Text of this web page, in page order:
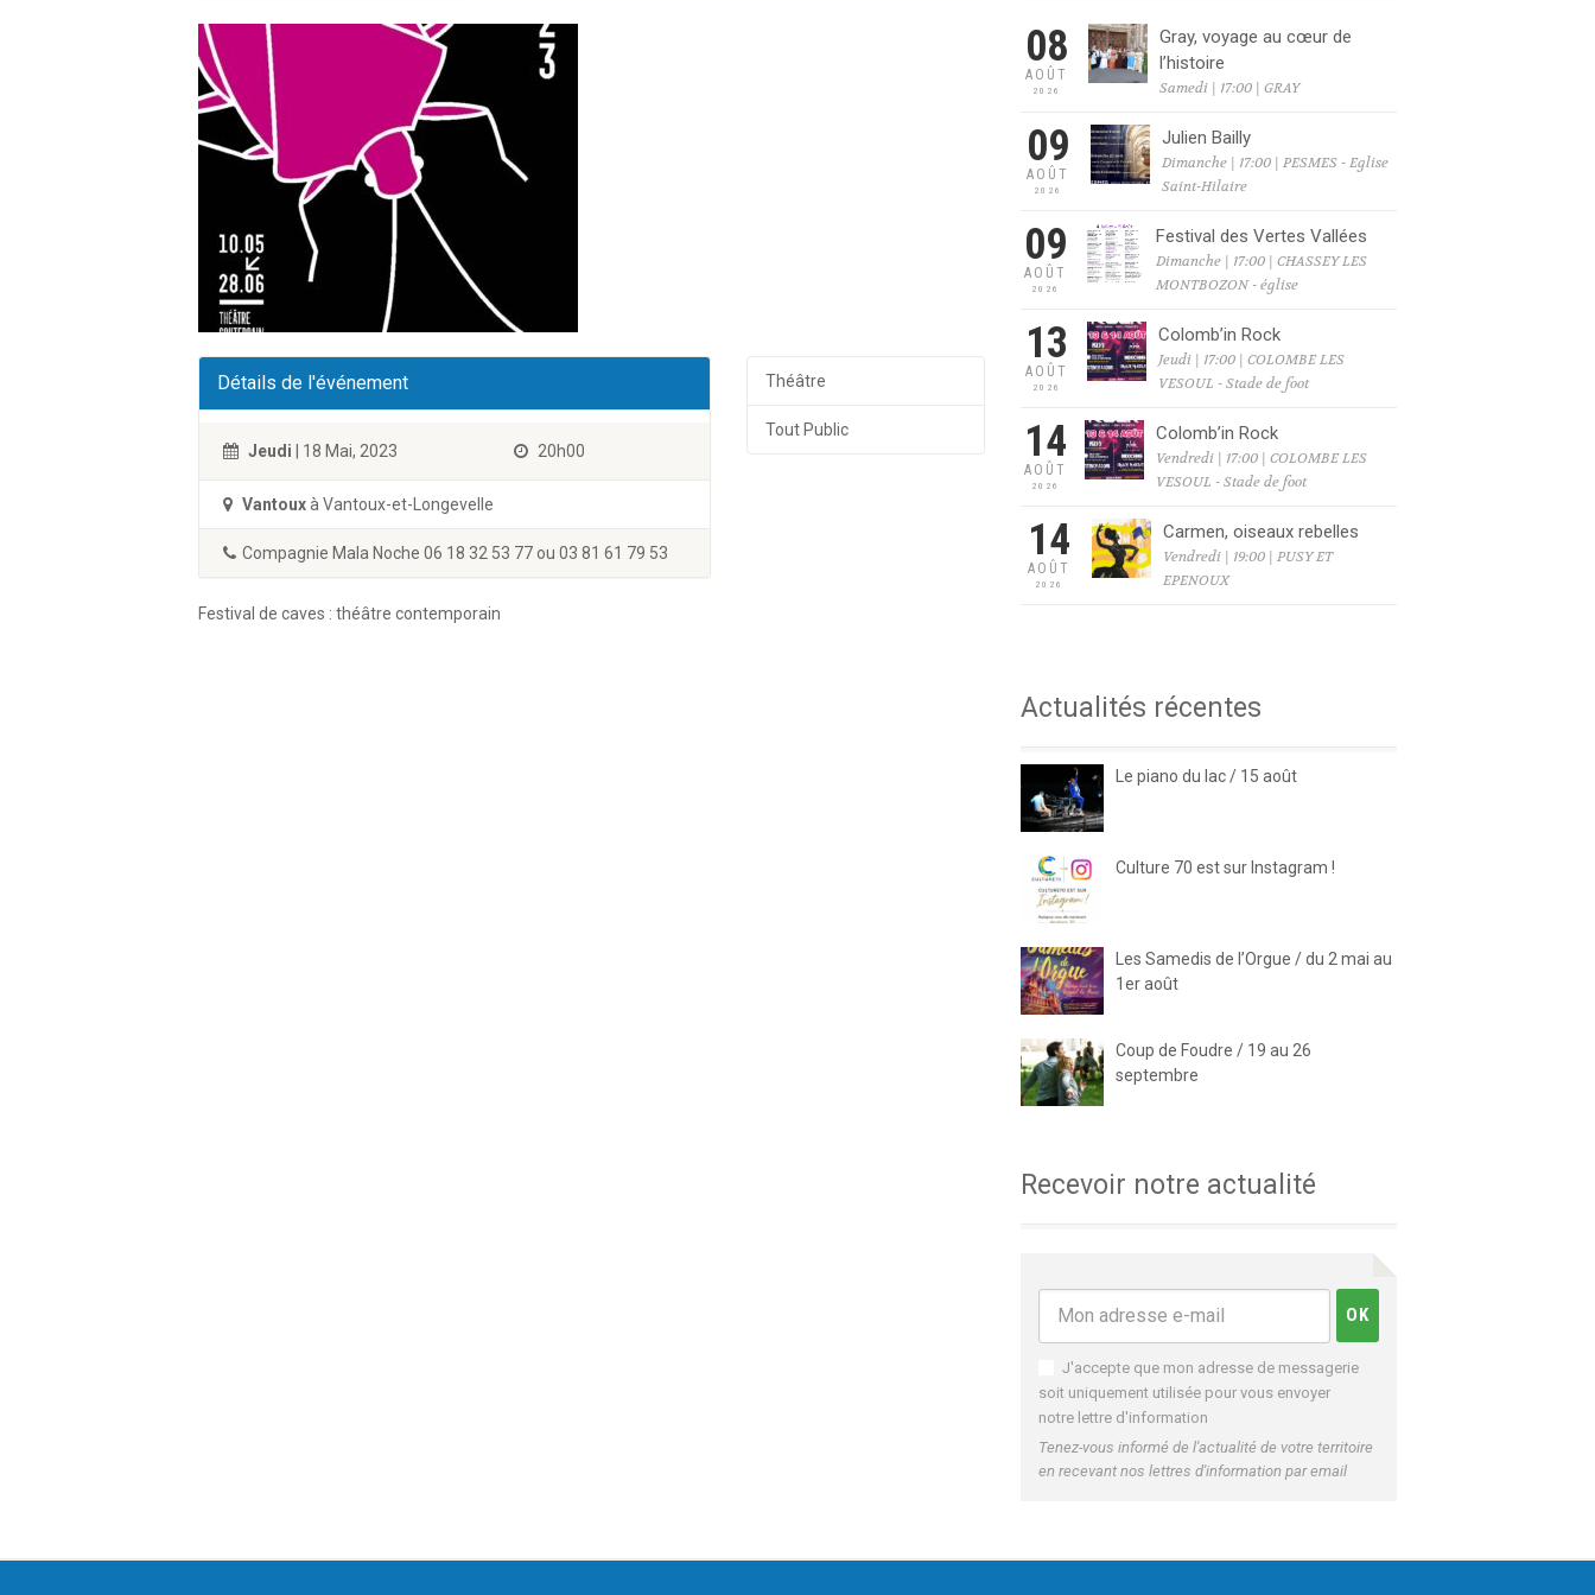
Détails de l'événement
Jeudi | 18 Mai, 2023 20h00
Vantouxà Vantoux-et-Longevelle
Compagnie Mala Noche 06 18 32 53 77 ou 03 81 61 79 53
Théâtre
Tout Public
Festival de caves : théâtre contemporain
08
AOÛT
2026
Gray, voyage au cœur de
l’histoire
Samedi | 17:00 | GRAY
09
AOÛT
2026
Julien Bailly
Dimanche | 17:00 | PESMES - Eglise
Saint-Hilaire
09
AOÛT
2026
Festival des Vertes Vallées
Dimanche | 17:00 | CHASSEY LES
MONTBOZON - église
13
AOÛT
2026
Colomb’in Rock
Jeudi | 17:00 | COLOMBE LES
VESOUL - Stade de foot
14
AOÛT
2026
Colomb’in Rock
Vendredi | 17:00 | COLOMBE LES
VESOUL - Stade de foot
14
AOÛT
2026
Carmen, oiseaux rebelles
Vendredi | 19:00 | PUSY ET
EPENOUX
Actualités récentes
Le piano du lac / 15 août
Culture 70 est sur Instagram !
Les Samedis de l’Orgue / du 2 mai au
1er août
Coup de Foudre / 19 au 26
septembre
Recevoir notre actualité
J'accepte que mon adresse de messagerie
soit uniquement utilisée pour vous envoyer
notre lettre d'information
Tenez-vous informé de l'actualité de votre territoire
en recevant nos lettres d'information par email